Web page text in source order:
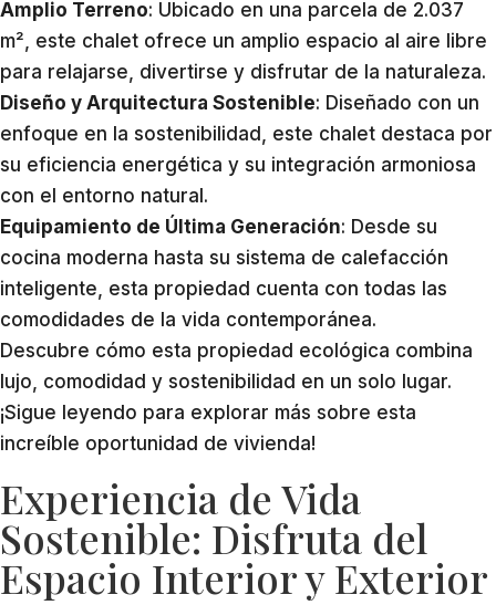
Amplio Terreno: Ubicado en una parcela de 2.037
m², este chalet ofrece un amplio espacio al aire libre
para relajarse, divertirse y disfrutar de la naturaleza.
Diseño y Arquitectura Sostenible: Diseñado con un
enfoque en la sostenibilidad, este chalet destaca por
su eficiencia energética y su integración armoniosa
con el entorno natural.
Equipamiento de Última Generación: Desde su
cocina moderna hasta su sistema de calefacción
inteligente, esta propiedad cuenta con todas las
comodidades de la vida contemporánea.
Descubre cómo esta propiedad ecológica combina
lujo, comodidad y sostenibilidad en un solo lugar.
¡Sigue leyendo para explorar más sobre esta
increíble oportunidad de vivienda!
Experiencia de Vida
Sostenible: Disfruta del
Espacio Interior y Exterior